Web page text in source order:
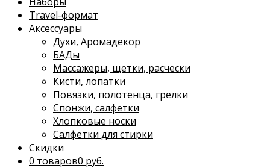
Travel-формат
Аксессуары
Духи, Аромадекор
БАДы
Массажеры, щетки, расчески
Кисти, лопатки
Повязки, полотенца, грелки
Спонжи, салфетки
Хлопковые носки
Салфетки для стирки
Скидки
0 товаров0 руб.